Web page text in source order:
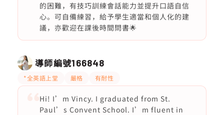
的困難，有技巧訓練會話能力並提升口語自信
心。可自備練習，給予學生適當和個人化的建
議，亦歡迎在課後時間問書🌟
導師編號166848
*全英語上堂 嚴格 有耐性
Hi! I’m Vincy. I graduated from St.
Paul’s Convent School. I’m fluent in